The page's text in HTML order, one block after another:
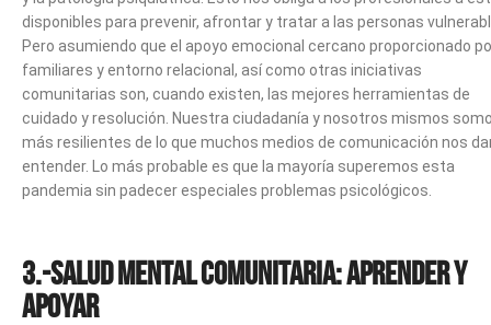
disponibles para prevenir, afrontar y tratar a las personas
Pero asumiendo que el apoyo emocional cercano proporcionado
familiares y entorno relacional, así como otras iniciativas
comunitarias son, cuando existen, las mejores herramientas de
cuidado y resolución. Nuestra ciudadanía y nosotros mismos
más resilientes de lo que muchos medios de comunicación nos
entender. Lo más probable es que la mayoría superemos esta
pandemia sin padecer especiales problemas psicológicos.
3.-Salud mental comunitaria: aprender y
apoyar